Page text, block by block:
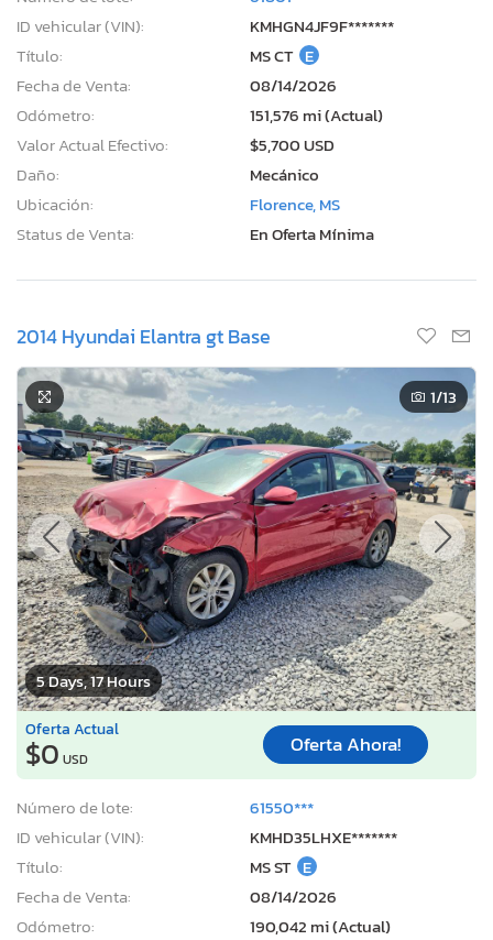
ID vehicular (VIN):
KMHGN4JF9F*******
Título:
MS CT E
Fecha de Venta:
08/14/2026
Odómetro:
151,576 mi (Actual)
Valor Actual Efectivo:
$5,700 USD
Daño:
Mecánico
Ubicación:
Florence, MS
Status de Venta:
En Oferta Mínima
2014 Hyundai Elantra gt Base
5 Days, 17 Hours
1/13
Oferta Actual
$0 USD
Oferta Ahora!
Número de lote:
61550***
ID vehicular (VIN):
KMHD35LHXE*******
Título:
MS ST E
Fecha de Venta:
08/14/2026
Odómetro:
190,042 mi (Actual)